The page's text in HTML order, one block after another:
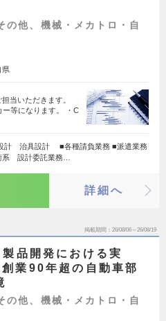
の他、機械・メカトロ・自
県
当いただきます。
等になります。 ・C
計 治具設計 ■各種請負業務 ■派遣業務
系 設計委託業務…
詳細へ
掲載期間 26/08/06～26/08/19
製品開発における実
業90年超の自動車部
の他、機械・メカトロ・自